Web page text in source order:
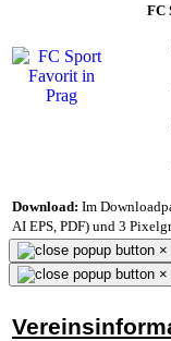
FC
Download: Im
AI EPS, PDF) und 3
×
×